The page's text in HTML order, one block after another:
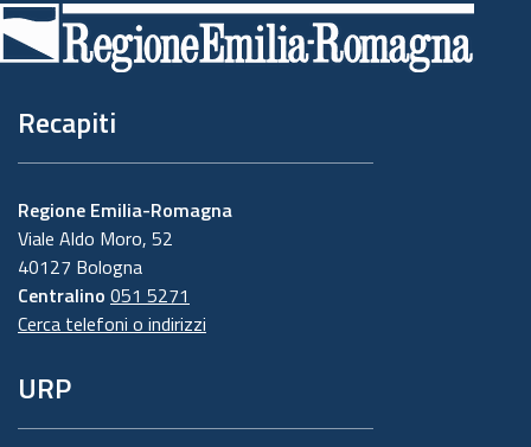
pagina
Recapiti
Regione Emilia-Romagna
Viale Aldo Moro, 52
40127 Bologna
Centralino 051 5271
Cerca telefoni o indirizzi
URP